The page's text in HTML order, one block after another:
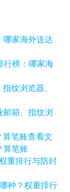
行榜：哪家海
箱、指纹浏
查看文
算笔账
种？权重排行